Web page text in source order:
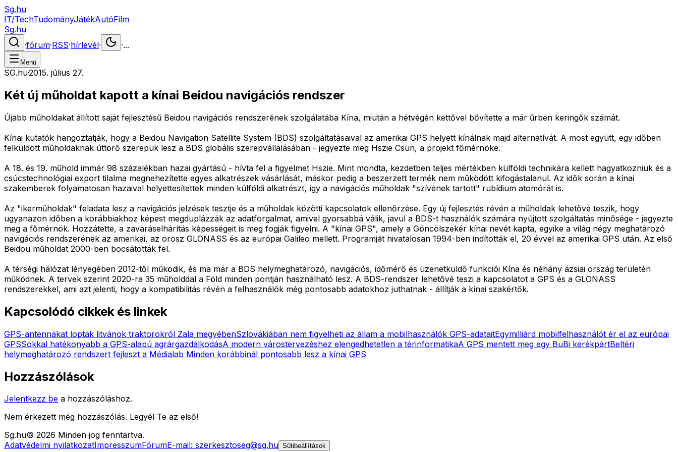
Sg.hu
IT/TechTudományJátékAutóFilm
Sg.hu
·fórum·RSS·hírlevél· ·...
Menü
SG.hu·2015. július 27.
Két új műholdat kapott a kínai Beidou navigációs rendszer
Újabb műholdakat állított saját fejlesztésű Beidou navigációs rendszerének szolgálatába Kína, miután a hétvégén kettővel bővítette a már űrben keringők számát.
Kínai kutatók hangoztatják, hogy a Beidou Navigation Satellite System (BDS) szolgáltatásaival az amerikai GPS helyett kínálnak majd alternatívát. A most együtt, egy időben
felküldött műholdaknak úttörő szerepük lesz a BDS globális szerepvállalásában - jegyezte meg Hszie Csün, a projekt főmérnöke.
A 18. és 19. műhold immár 98 százalékban hazai gyártású - hívta fel a figyelmet Hszie. Mint mondta, kezdetben teljes mértékben külföldi technikára kellett hagyatkozniuk és a
csúcstechnológiai export tilalma megnehezítette egyes alkatrészek vásárlását, máskor pedig a beszerzett termék nem működött kifogástalanul. Az idők során a kínai
szakemberek folyamatosan hazaival helyettesítettek minden külföldi alkatrészt, így a navigációs műholdak "szívének tartott" rubídium atomórát is.
Az "ikerműholdak" feladata lesz a navigációs jelzések tesztje és a műholdak közötti kapcsolatok ellenőrzése. Egy új fejlesztés révén a műholdak lehetővé teszik, hogy
ugyanazon időben a korábbiakhoz képest megduplázzák az adatforgalmat, amivel gyorsabbá válik, javul a BDS-t használók számára nyújtott szolgáltatás minősége - jegyezte
meg a főmérnök. Hozzátette, a zavaráselhárítás képességeit is meg fogják figyelni. A "kínai GPS", amely a Göncölszekér kínai nevét kapta, egyike a világ négy meghatározó
navigációs rendszerének az amerikai, az orosz GLONASS és az európai Galileo mellett. Programját hivatalosan 1994-ben indították el, 20 évvel az amerikai GPS után. Az első
Beidou műholdat 2000-ben bocsátották fel.
A térségi hálózat lényegében 2012-től működik, és ma már a BDS helymeghatározó, navigációs, időmérő és üzenetküldő funkciói Kína és néhány ázsiai ország területén
működnek. A tervek szerint 2020-ra 35 műholddal a Föld minden pontján használható lesz. A BDS-rendszer lehetővé teszi a kapcsolatot a GPS és a GLONASS
rendszerekkel, ami azt jelenti, hogy a kompatibilitás révén a felhasználók még pontosabb adatokhoz juthatnak - állítják a kínai szakértők.
Kapcsolódó cikkek és linkek
GPS-antennákat loptak litvánok traktorokról Zala megyébenSzlovákiában nem figyelheti az állam a mobilhasználók GPS-adataitEgymilliárd mobilfelhasználót ér el az európai
GPSSokkal hatékonyabb a GPS-alapú agrárgazdálkodásA modern várostervezéshez elengedhetetlen a térinformatikaA GPS mentett meg egy BuBi kerékpártBeltéri
helymeghatározó rendszert fejleszt a Médialab Minden korábbinál pontosabb lesz a kínai GPS
Hozzászólások
Jelentkezz be a hozzászóláshoz.
Nem érkezett még hozzászólás. Legyél Te az első!
Sg.hu© 2026 Minden jog fenntartva.
Adatvédelmi nyilatkozatImpresszumFórumE-mail: szerkesztoseg@sg.hu Sütibeállítások